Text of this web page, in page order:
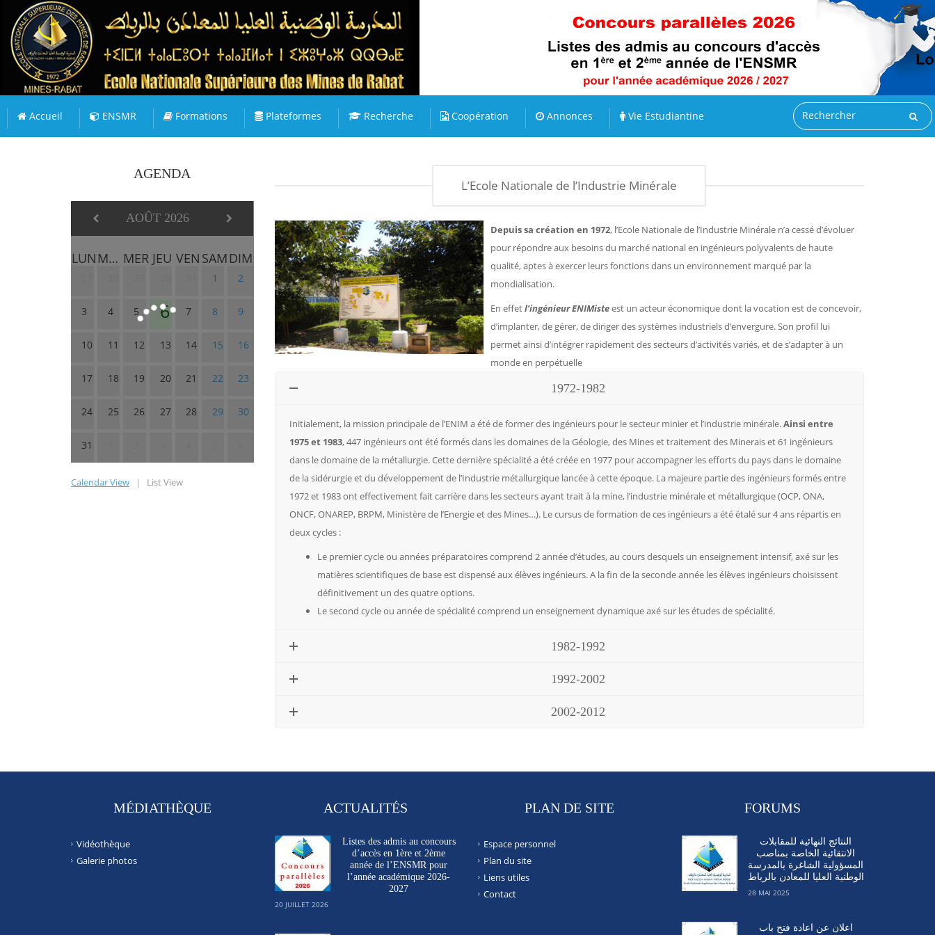
Accueil ENSMR Formations Plateformes Recherche Coopération Annonces Vie Estudiantine
AGENDA
AOÛT 2026
LUN MAR MER JEU VEN SAM DIM
1 2
3 4 5 6 7 8 9
10 11 12 13 14 15 16
17 18 19 20 21 22 23
24 25 26 27 28 29 30
31
Calendar View | List View
L’Ecole Nationale de l’Industrie Minérale
Depuis sa création en 1972, l’Ecole Nationale de l’Industrie Minérale n’a cessé d’évoluer
pour répondre aux besoins du marché national en ingénieurs polyvalents de haute
qualité, aptes à exercer leurs fonctions dans un environnement marqué par la
mondialisation.
En effetl’ingénieur ENIMisteest un acteur économique dont la vocation est de concevoir,
d’implanter, de gérer, de diriger des systèmes industriels d’envergure. Son profil lui
permet ainsi d’intégrer rapidement des secteurs d’activités variés, et de s’adapter à un
monde en perpétuelle
1972-1982
Initialement, la mission principale de l’ENIM a été de former des ingénieurs pour le secteur minier et l’industrie minérale.Ainsi entre
1975 et 1983, 447 ingénieurs ont été formés dans les domaines de la Géologie, des Mines et traitement des Minerais et 61 ingénieurs
dans le domaine de la métallurgie. Cette dernière spécialité a été créée en 1977 pour accompagner les efforts du pays dans le domaine
de la sidérurgie et du développement de l’Industrie métallurgique lancée à cette époque. La majeure partie des ingénieurs formés entre
1972 et 1983 ont effectivement fait carrière dans les secteurs ayant trait à la mine, l’industrie minérale et métallurgique (OCP, ONA,
ONCF, ONAREP, BRPM, Ministère de l’Energie et des Mines…). Le cursus de formation de ces ingénieurs a été étalé sur 4 ans répartis en
deux cycles :
Le premier cycle ou années préparatoires comprend 2 année d’études, au cours desquels un enseignement intensif, axé sur les
matières scientifiques de base est dispensé aux élèves ingénieurs. A la fin de la seconde année les élèves ingénieurs choisissent
définitivement un des quatre options.
Le second cycle ou année de spécialité comprend un enseignement dynamique axé sur les études de spécialité.
1982-1992
1992-2002
2002-2012
MÉDIATHÈQUE
Vidéothèque
Galerie photos
ACTUALITÉS
Listes des admis au concours
d’accès en 1ère et 2ème
année de l’ENSMR pour
l’année académique 2026-
2027
20 JUILLET 2026
PLAN DE SITE
Espace personnel
Plan du site
Liens utiles
Contact
FORUMS
النتائج النهائية للمقابلات
الانتقائية الخاصة بمناصب
المسؤولية الشاغرة بالمدرسة
الوطنية العليا للمعادن بالرباط
28 MAI 2025
اعلان عن اعادة فتح باب